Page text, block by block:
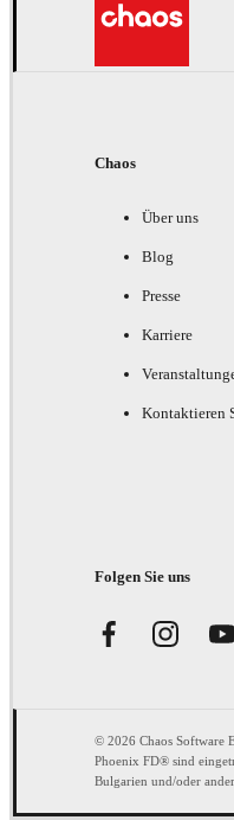
Chaos
Über uns
Blog
Presse
Karriere
Kontaktieren
Folgen Sie uns
© 2026 Chaos Software
Phoenix FD® sind
Bulgarien und/oder